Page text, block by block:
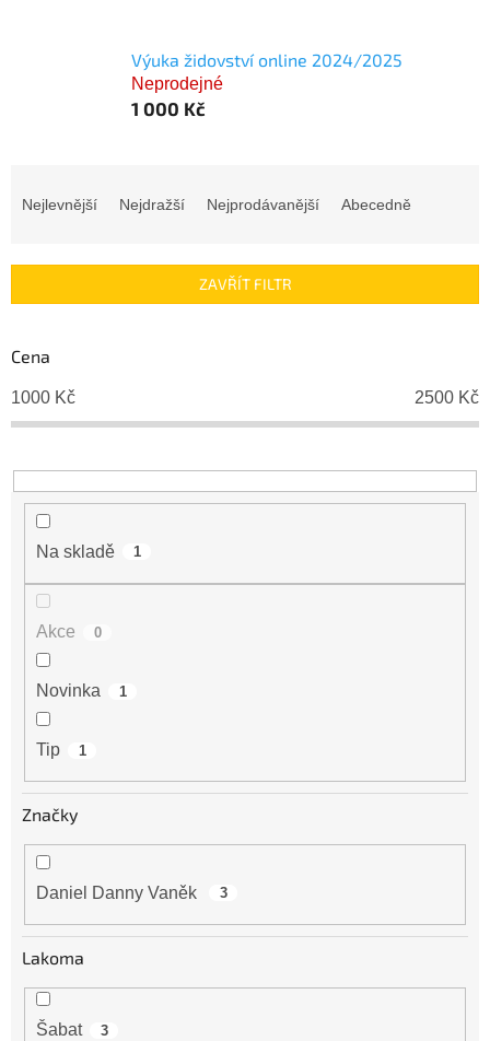
Výuka židovství online 2024/2025
Neprodejné
1 000 Kč
n
r
o
d
u
t
ů
Nejlevnější Nejdražší Nejprodávanější Abecedně
ZAVŘÍT FILTR
Cena
1000 Kč 2500 Kč
Na skladě 1
Akce 0
Novinka 1
Tip 1
Značky
Daniel Danny Vaněk 3
Lakoma
Šabat 3